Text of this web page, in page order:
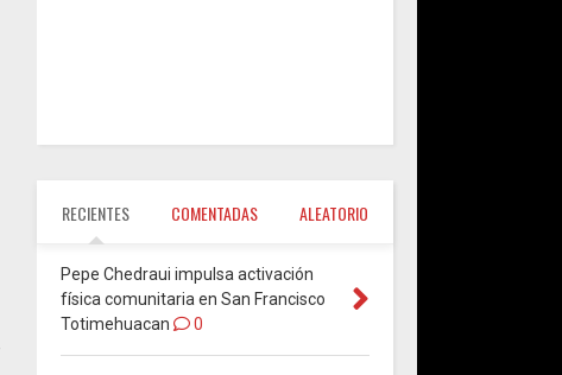
RECIENTES COMENTADAS ALEATORIO
Pepe Chedraui impulsa activación
física comunitaria en San Francisco
Totimehuacan
0